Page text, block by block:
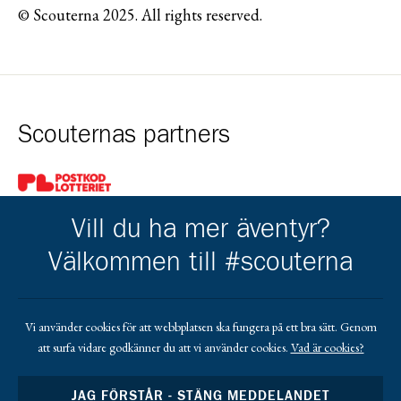
© Scouterna 2025. All rights reserved.
Scouternas partners
Gå till pl_50
Gå till https://www.mera.se/Gå till https://www.lansforsakringar.se/
Gå till https://
Vill du ha mer äventyr?
Välkommen till #scouterna
Vi använder cookies för att webbplatsen ska fungera på ett bra sätt. Genom
att surfa vidare godkänner du att vi använder cookies. Vad är cookies?
JAG FÖRSTÅR - STÄNG MEDDELANDET